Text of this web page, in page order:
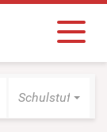
Schulstufe